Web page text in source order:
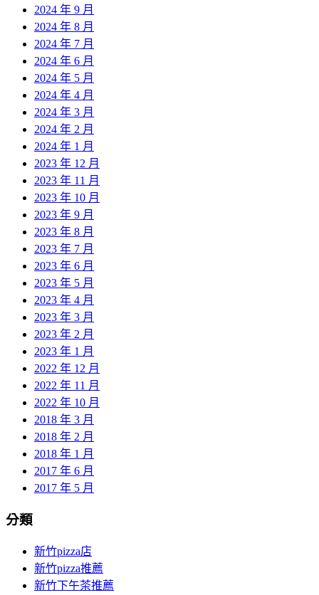
2024 年 9 月
2024 年 8 月
2024 年 7 月
2024 年 6 月
2024 年 5 月
2024 年 4 月
2024 年 3 月
2024 年 2 月
2024 年 1 月
2023 年 12 月
2023 年 11 月
2023 年 10 月
2023 年 9 月
2023 年 8 月
2023 年 7 月
2023 年 6 月
2023 年 5 月
2023 年 4 月
2023 年 3 月
2023 年 2 月
2023 年 1 月
2022 年 12 月
2022 年 11 月
2022 年 10 月
2018 年 3 月
2018 年 2 月
2018 年 1 月
2017 年 6 月
2017 年 5 月
分類
新竹pizza店
新竹pizza推薦
新竹下午茶推薦